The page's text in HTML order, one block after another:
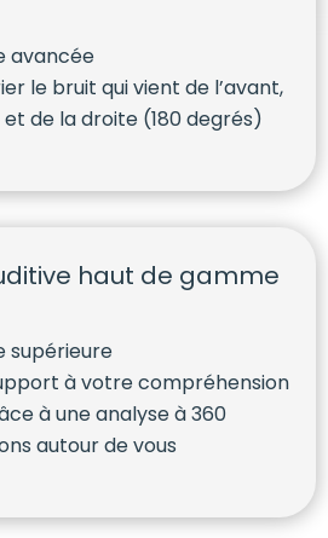
avancée
le bruit qui vient de l’avant,
de la droite (180 degrés)
haut de gamme
supérieure
à votre compréhension
à une analyse à 360
autour de vous